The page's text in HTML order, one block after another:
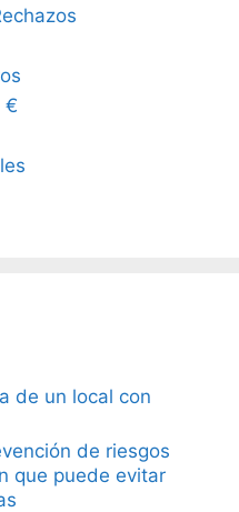
€
de un local con
de riesgos
que puede evitar